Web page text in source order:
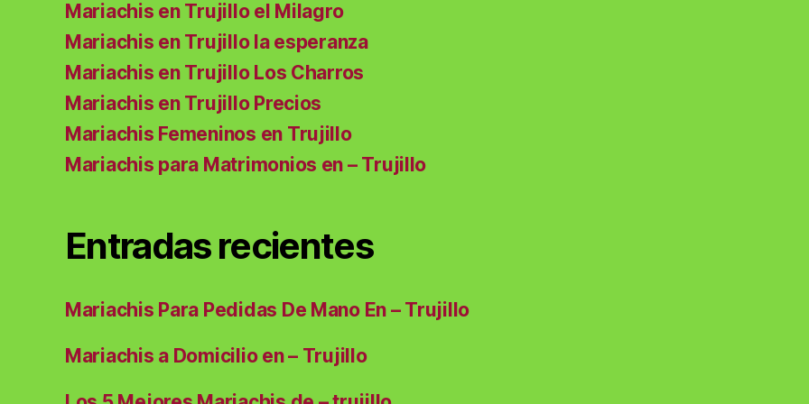
Mariachis en Trujillo el Milagro
Mariachis en Trujillo la esperanza
Mariachis en Trujillo Los Charros
Mariachis en Trujillo Precios
Mariachis Femeninos en Trujillo
Mariachis para Matrimonios en – Trujillo
Entradas recientes
Mariachis Para Pedidas De Mano En – Trujillo
Mariachis a Domicilio en – Trujillo